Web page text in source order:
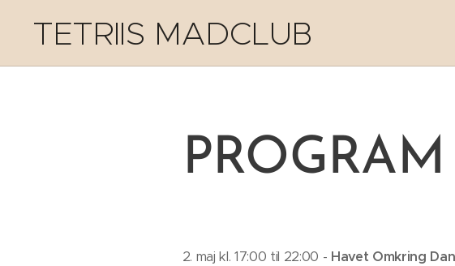
TETRIIS MADCLUB
2. maj kl. 17:00 til 22:00 - Havet Omkring